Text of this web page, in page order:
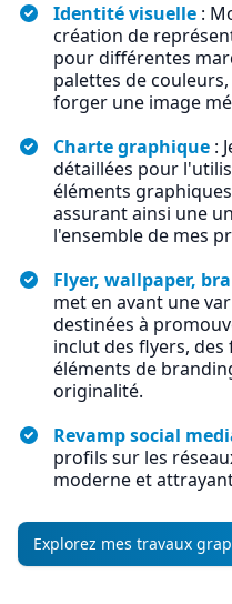
Identité visuelle :
création de
pour différentes
palettes de
forger une image
Charte graphique :
détaillées pour
éléments
assurant ainsi une
l'ensemble de mes
Flyer, wallpaper,
met en avant une
destinées à
inclut des flyers,
éléments de
originalité.
Revamp social
profils sur les
moderne et
Explorez mes travaux